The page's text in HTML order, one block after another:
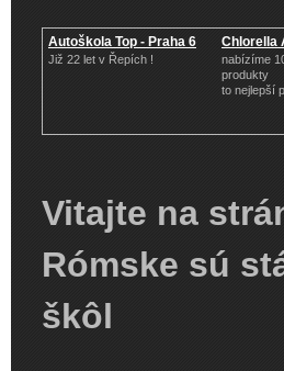
Autoškola Top - Praha 6
Již 22 let v Řepích !
Chlorella
nabízíme
produkty
to nejlepší
Vitajte na
Rómske sú
škôl